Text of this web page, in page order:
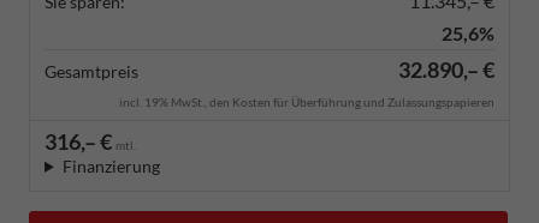
25,6%
Gesamtpreis 32.890,– €
incl. 19% MwSt., den Kosten für Überführung und Zulassungspapieren
316,– € mtl.
Finanzierung